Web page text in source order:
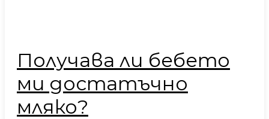
Получава ли бебето
ми достатъчно
мляко?